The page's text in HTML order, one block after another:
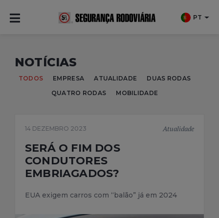
PT
NOTÍCIAS
TODOS EMPRESA ATUALIDADE
DUAS RODAS
QUATRO RODAS
MOBILIDADE
14 DEZEMBRO 2023 Atualidade
SERÁ O FIM DOS
CONDUTORES
EMBRIAGADOS?
EUA exigem carros com “balão” já em 2024